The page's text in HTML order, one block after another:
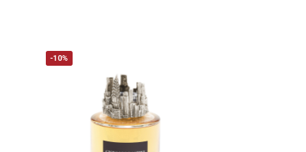
-10%